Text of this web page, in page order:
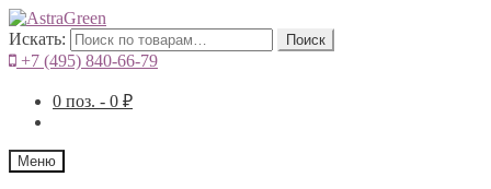
Искать: Поиск
+7 (495) 840-66-79
0 поз. - 0 ₽
Меню